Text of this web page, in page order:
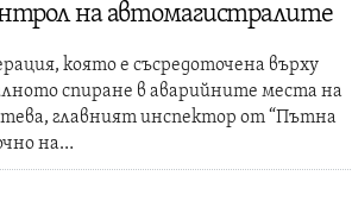
на автомагистралите
която е съсредоточена върху
спиране в аварийните места на
главният инспектор от “Пътна
на…